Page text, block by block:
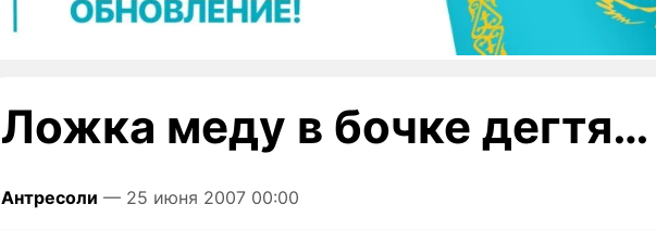
Ложка меду в бочке дегтя…
Антресоли — 25 июня 2007 00:00